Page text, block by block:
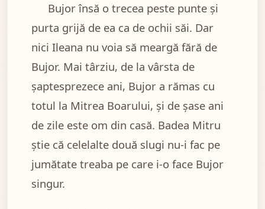
Bujor însă o trecea peste punte și
purta grijă de ea ca de ochii săi. Dar
nici Ileana nu voia să meargă fără de
Bujor. Mai târziu, de la vârsta de
șaptesprezece ani, Bujor a rămas cu
totul la Mitrea Boarului, și de șase ani
de zile este om din casă. Badea Mitru
știe că celelalte două slugi nu-i fac pe
jumătate treaba pe care i-o face Bujor
singur.